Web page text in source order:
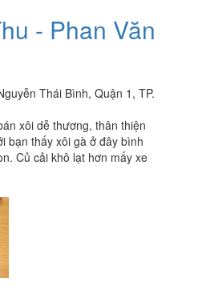
- Phan Văn
Thái Bình, Quận 1, TP.
xôi dễ thương, thân thiện
bạn thấy xôi gà ở đây bình
Củ cải khô lạt hơn mấy xe